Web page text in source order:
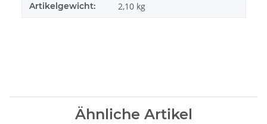
Artikelgewicht: 2,10 kg
Ähnliche Artikel